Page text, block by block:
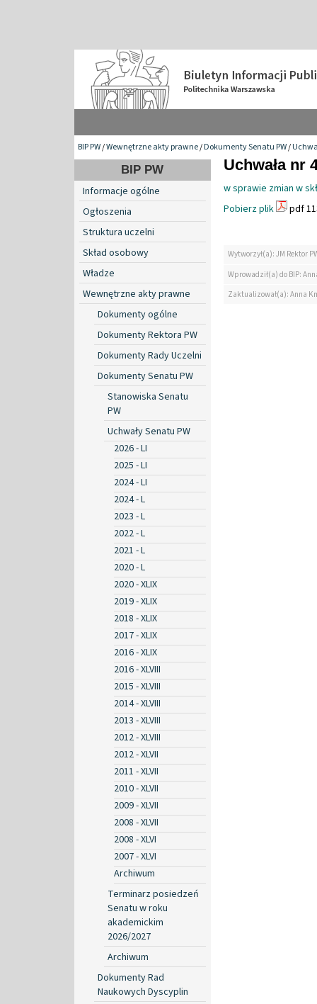
BIP PW/Wewnętrzne akty prawne/Dokumenty Senatu PW/
BIP PW
Informacje ogólne
Ogłoszenia
Struktura uczelni
Skład osobowy
Władze
Wewnętrzne akty prawne
Dokumenty ogólne
Dokumenty Rektora PW
Dokumenty Rady Uczelni
Dokumenty Senatu PW
Stanowiska Senatu
PW
Uchwały Senatu PW
2026 - LI
2025 - LI
2024 - LI
2024 - L
2023 - L
2022 - L
2021 - L
2020 - L
2020 - XLIX
2019 - XLIX
2018 - XLIX
2017 - XLIX
2016 - XLIX
2016 - XLVIII
2015 - XLVIII
2014 - XLVIII
2013 - XLVIII
2012 - XLVIII
2012 - XLVII
2011 - XLVII
2010 - XLVII
2009 - XLVII
2008 - XLVII
2008 - XLVI
2007 - XLVI
Archiwum
Terminarz posiedzeń
Senatu w roku
akademickim
2026/2027
Archiwum
Dokumenty Rad
Naukowych Dyscyplin
Uchwała nr
w sprawie zmian w
Pobierz plik
pdf
Wytworzył(a): JM Rektor
Wprowadził(a) do BIP:
Zaktualizował(a): Anna